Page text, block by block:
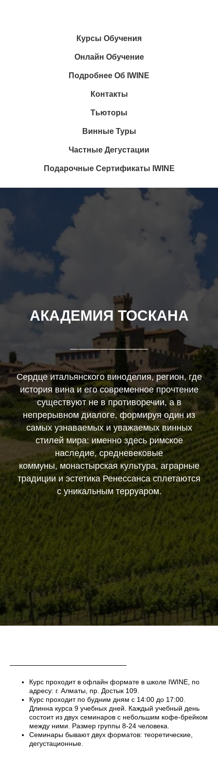
Курсы Обучения
Онлайн Обучение
Подробнее Об IWINE
Контакты
Тьюторы
Винные Туры
Частные Дегустации
Подарочные Сертификаты IWINE
АКАДЕМИЯ ТОСКАНА
Сердце итальянского виноделия, регион, где
история вина и его современное прочтение
существуют не в противоречии, а в
непрерывном диалоге, формируя один из
самых узнаваемых и уважаемых винных
стилей мира: именно здесь римское
наследие, средневековые
коммуны, монастырская культура, аграрные
традиции и эстетика Ренессанса сплетаются
с уникальным терруаром.
Курс проходит в офлайн формате в школе IWINE, по
адресу: г. Алматы, пр. Достык 109.
Курс проходит по будним дням с 14:00 до 17:00.
Длинна курса 9 учебных дней. Каждый учебный день
состоит из двух семинаров с небольшим кофе-брейком
между ними. Размер группы 8-24 человека.
Семинары бывают двух форматов: теоретические,
дегустационные.